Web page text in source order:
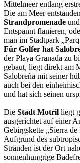
Mittelmeer entlang
Die am Meer
Strandpromenade
Entspannt flanieren,
man im Stadtpark
Für Golfer hat
der Playa Granada zu
gebaut, liegt direkt am
Salobreña mit seiner
auch bei den
und hat sich seinen
Die Stadt Motril liegt
ausgerichtet auf einer
Gebirgskette „Sierra
Aufgrund des
Stränden ist der Ort
sonnenhungrige